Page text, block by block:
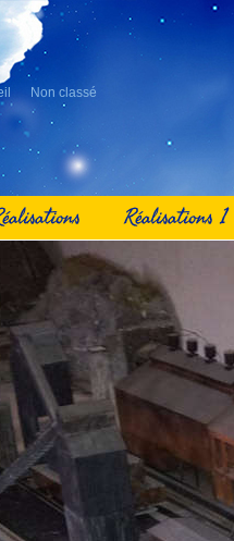
Non classé
Réalisations 1